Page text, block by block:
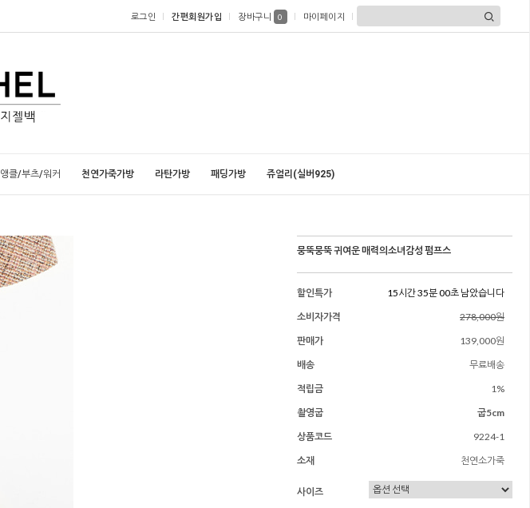
로그인 간편회원가입 장바구니 0 마이페이지
앵클/부츠/워커 천연가죽가방 라탄가방 패딩가방 쥬얼리(실버925)
뭉뚝뭉뚝 귀여운 매력의소녀감성 펌프스
할인특가
15시간 34분 59초 남았습니다
소비자가격
278,000원
판매가
139,000원
배송
무료배송
적립금
1%
촬영굽
굽5cm
상품코드
9224-1
소재
천연소가죽
사이즈